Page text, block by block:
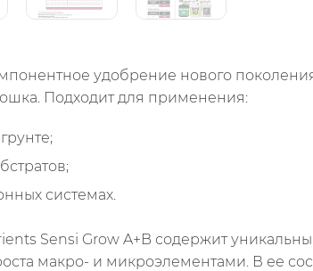
удобрение нового
Подходит для применения:
системах.
Sensi Grow A+B содержит
макро- и микроэлементами. В ее